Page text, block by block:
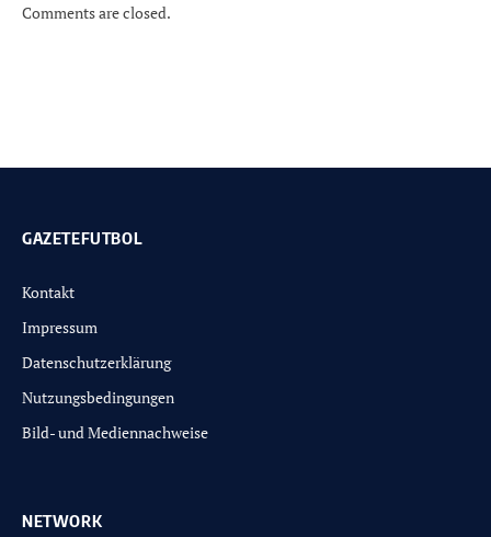
Comments are closed.
GAZETEFUTBOL
Kontakt
Impressum
Datenschutzerklärung
Nutzungsbedingungen
Bild- und Mediennachweise
NETWORK